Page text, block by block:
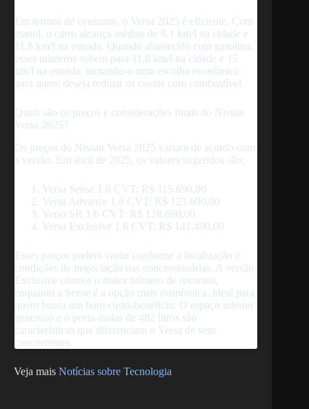
Em termos de consumo, o Versa 2025 é eficiente. Com
etanol, o carro alcança médias de 8,1 km/l na cidade e
11,8 km/l na estrada. Quando abastecido com gasolina,
esses números sobem para 11,8 km/l na cidade e 15
km/l na estrada, tornando-o uma escolha econômica
para quem deseja reduzir os custos com combustível.
Quais são os preços e considerações finais do Nissan
Versa 2025?
Os preços do Nissan Versa 2025 variam de acordo com
a versão. Em abril de 2025, os valores sugeridos são:
Versa Sense 1.6 CVT: R$ 115.690,00
Versa Advance 1.6 CVT: R$ 123.690,00
Versa SR 1.6 CVT: R$ 128.690,00
Versa Exclusive 1.6 CVT: R$ 141.490,00
Esses preços podem variar conforme a localização e
condições de negociação nas concessionárias. A versão
Exclusive oferece o maior número de recursos,
enquanto a Sense é a opção mais econômica, ideal para
quem busca um bom custo-benefício. O espaço interno
generoso e o porta-malas de 482 litros são
características que diferenciam o Versa de seus
concorrentes.
Veja mais Notícias sobre Tecnologia